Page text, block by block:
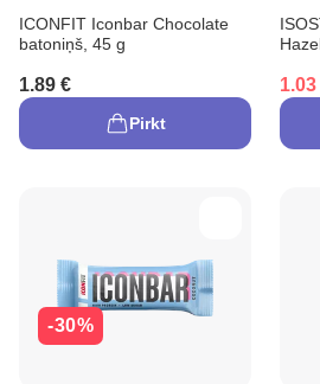
ICONFIT Iconbar Chocolate
batoniņš, 45 g
1.89 €
Pirkt
1.03
-30%